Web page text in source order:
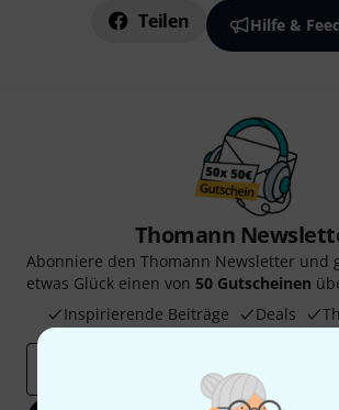
Teilen Hilfe &
Thomann
Abonniere den Thomann Newsletter und
etwas Glück einen von 50 Gutscheinen
Inspirierende Beiträge
Deals